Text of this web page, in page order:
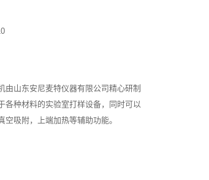
由山东安尼麦特仪器有限公司精心研制
各种材料的实验室打样设备，同时可以
空吸附，上端加热等辅助功能。